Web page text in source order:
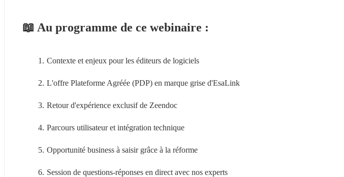
📖 Au programme de ce webinaire :
Contexte et enjeux pour les éditeurs de logiciels
L'offre Plateforme Agréée (PDP) en marque grise d'EsaLink
Retour d'expérience exclusif de Zeendoc
Parcours utilisateur et intégration technique
Opportunité business à saisir grâce à la réforme
Session de questions-réponses en direct avec nos experts